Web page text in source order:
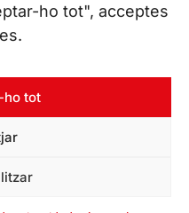
ho tot", acceptes
ho tot